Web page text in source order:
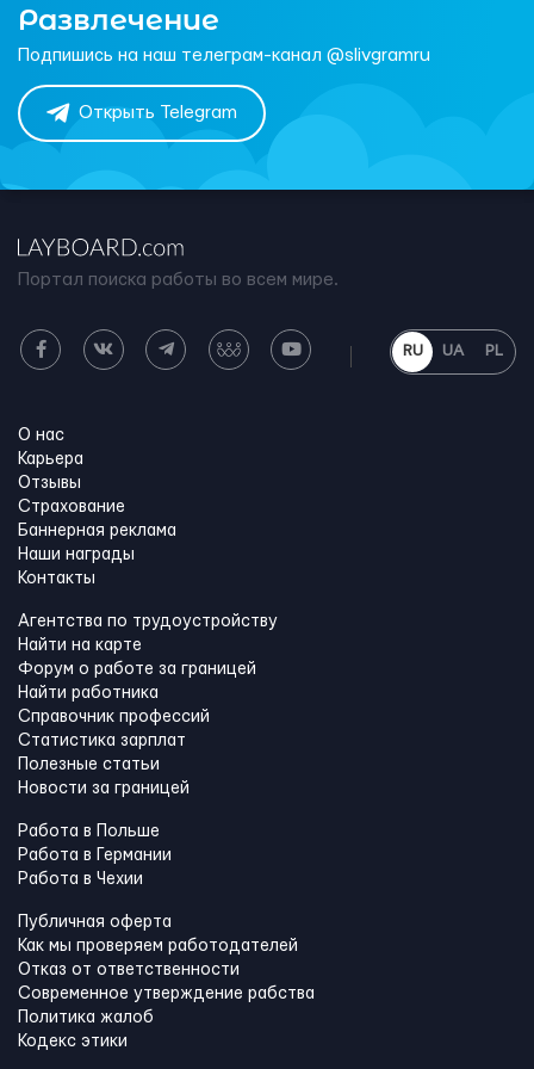
Развлечение
Подпишись на наш телеграм-канал @slivgramru
Открыть Telegram
Портал поиска работы во всем мире.
RU UA PL
О нас
Карьера
Отзывы
Страхование
Баннерная реклама
Наши награды
Контакты
Агентства по трудоустройству
Найти на карте
Форум о работе за границей
Найти работника
Справочник профессий
Статистика зарплат
Полезные статьи
Новости за границей
Работа в Польше
Работа в Германии
Работа в Чехии
Публичная оферта
Как мы проверяем работодателей
Отказ от ответственности
Современное утверждение рабства
Политика жалоб
Кодекс этики